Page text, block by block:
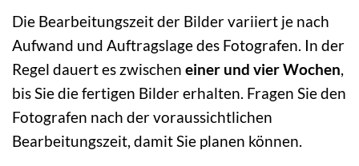
Die Bearbeitungszeit der Bilder variiert je nach
Aufwand und Auftragslage des Fotografen. In der
Regel dauert es zwischen einer und vier Wochen,
bis Sie die fertigen Bilder erhalten. Fragen Sie den
Fotografen nach der voraussichtlichen
Bearbeitungszeit, damit Sie planen können.